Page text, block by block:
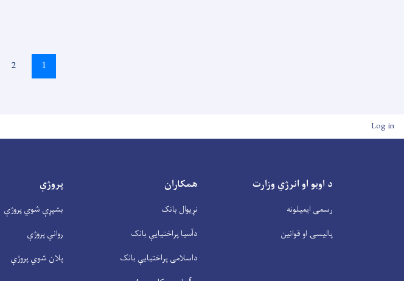
اوسنی
1
Page
2
User account menu
Log in
د اوبو او انرژي وزارت
رسمی ایمیلونه
پالیسۍ او قوانین
همکاران
نړیوال بانک
دآسیا پراختیايې بانک
داسلامی پراختیايې بانک
پروژې
بشپړې شوي پروژې
روانې پروژې
پلان شوي پروژې